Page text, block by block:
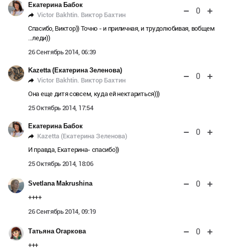
Екатерина Бабок
Victor Bakhtin. Виктор Бахтин
0
Спасибо, Виктор)) Точно - и приличная, и трудолюбивая, вобщем
...леди))
26 Сентябрь 2014, 06:39
Kazetta (Екатерина Зеленова)
Victor Bakhtin. Виктор Бахтин
0
Она еще дитя совсем, куда ей нектариться)))
25 Октябрь 2014, 17:54
Екатерина Бабок
Kazetta (Екатерина Зеленова)
0
И правда, Екатерина- спасибо))
25 Октябрь 2014, 18:06
Svetlana Makrushina 0
++++
26 Сентябрь 2014, 09:19
Татьяна Огаркова 0
+++